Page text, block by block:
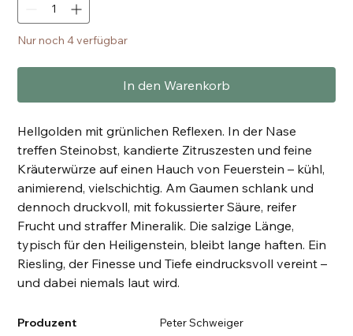
Nur noch 4 verfügbar
In den Warenkorb
Hellgolden mit grünlichen Reflexen. In der Nase
treffen Steinobst, kandierte Zitruszesten und feine
Kräuterwürze auf einen Hauch von Feuerstein – kühl,
animierend, vielschichtig. Am Gaumen schlank und
dennoch druckvoll, mit fokussierter Säure, reifer
Frucht und straffer Mineralik. Die salzige Länge,
typisch für den Heiligenstein, bleibt lange haften. Ein
Riesling, der Finesse und Tiefe eindrucksvoll vereint –
und dabei niemals laut wird.
Produzent
Peter Schweiger